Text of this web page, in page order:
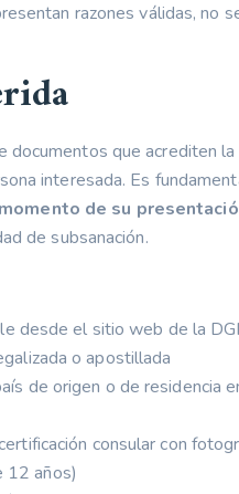
razones válidas, no
documentos que acrediten la
interesada. Es
de su
de subsanación.
desde el sitio web de la
o apostillada
de origen o de residencia
consular con
12 años)